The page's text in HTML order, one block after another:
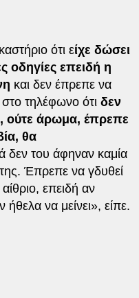
ότι είχε δώσει
οδηγίες επειδή η
και δεν έπρεπε να
τηλέφωνο ότι δεν
ούτε άρωμα, έπρεπε
θα
δεν του άφηναν καμία
Έπρεπε να γδυθεί
επειδή αν
να μείνει», είπε.